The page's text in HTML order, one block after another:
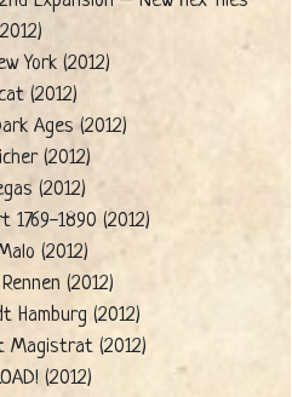
York (2012)
(2012)
Ages (2012)
(2012)
(2012)
1769-1890 (2012)
(2012)
(2012)
Hamburg (2012)
Magistrat (2012)
(2012)